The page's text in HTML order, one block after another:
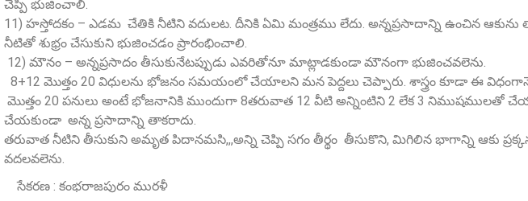
చెప్పి భుజించాలి.
11) హస్తోదకం – ఎడమ చేతికి నీటిని వదులట. దీనికి ఏమి మంత్రము లేదు. అన్నప్రసాదాన్ని ఉంచిన
నీటితో శుభ్రం చేసుకుని భుజించడం ప్రారంభించాలి.
12) మౌనం – అన్నప్రసాదం తీసుకునేటప్పుడు ఎవరితోనూ మాట్లాడకుండా మౌనంగా భుజించవలెను.
8+12 మొత్తం 20 విధులను భోజనం సమయంలో చేయాలని మన పెద్దలు చెప్పారు. శాస్త్రం కూడా ఈ
మొత్తం 20 పనులు అంటే భోజనానికి ముందుగా 8తరువాత 12 వీటి అన్నింటిని 2 లేక 3 నిముషములతో
చేయకుండా అన్న ప్రసాదాన్ని తాకరాదు.
తరువాత నీటిని తీసుకుని అమృత పిదానమసి,,,అన్ని చెప్పి సగం తీర్థం తీసుకొని, మిగిలిన భాగాన్ని ఆకు
వదలవలెను.
సేకరణ : కంభరాజపురం మురళీ